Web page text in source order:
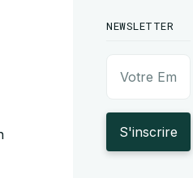
NEWSLETTER